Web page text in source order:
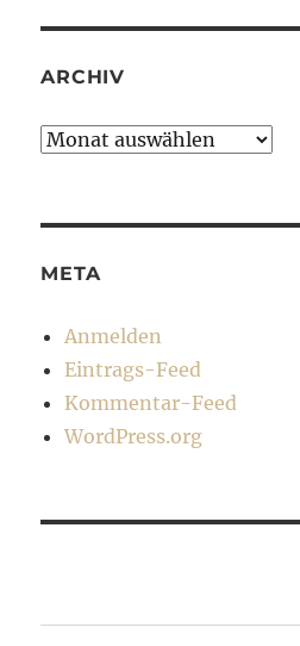
ARCHIV
Archiv
META
Anmelden
Eintrags-Feed
Kommentar-Feed
WordPress.org